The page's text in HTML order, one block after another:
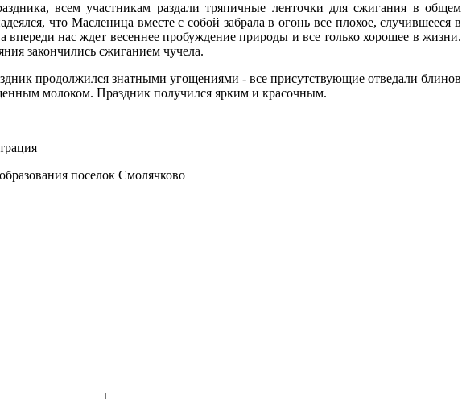
всем участникам раздали тряпичные ленточки для сжигания в общем
что Масленица вместе с собой забрала в огонь все плохое, случившееся в
впереди нас ждет весеннее пробуждение природы и все только хорошее в жизни.
закончились сжиганием чучела.
продолжился знатными угощениями - все присутствующие отведали блинов
молоком. Праздник получился ярким и красочным.
поселок Смолячково